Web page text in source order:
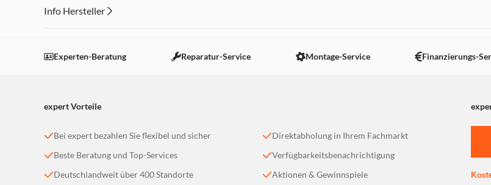
• SPEICHERE ALLE DEINE DATEIEN – Der iMac kommt mit viel schnellem SSD Speicher für alle
Rechtliche Hinweise
Technische Daten
Info Hersteller
Einstellungen anpassen
Experten-Beratung Reparatur-Service Montage-Service Finanzierungs-
expert Vorteile
Bei expert bezahlen Sie flexibel und sicher
Beste Beratung und Top-Services
Deutschlandweit über 400 Standorte
Direktabholung in Ihrem Fachmarkt
Verfügbarkeitsbenachrichtigung
Aktionen & Gewinnspiele